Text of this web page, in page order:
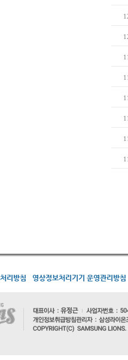
리방침 영상정보처리기기 운영관리방침